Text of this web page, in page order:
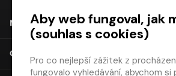
NÁKUP
O SPOLEČNOSTI
Aby web fungoval, jak
(souhlas s cookies)
Pro co nejlepší zážitek z
fungovalo vyhledávání, abychom si